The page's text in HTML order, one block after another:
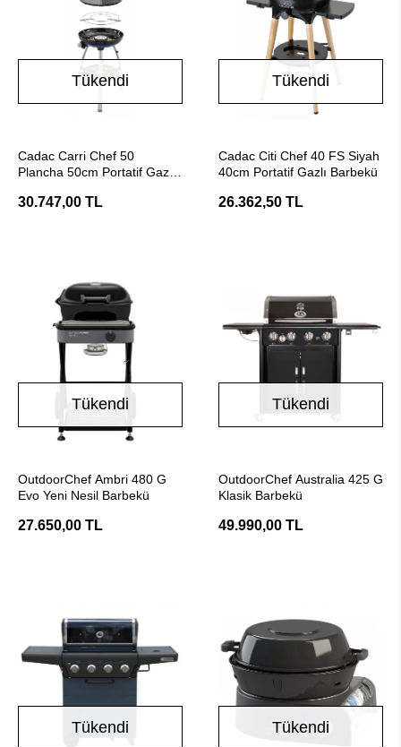
Tükendi
Cadac Carri Chef 50
Plancha 50cm Portatif Gazlı
30.747,00 TL
Tükendi
Cadac Citi Chef 40 FS Siyah
40cm Portatif Gazlı Barbekü
26.362,50 TL
Tükendi
OutdoorChef Ambri 480 G
Evo Yeni Nesil Barbekü
27.650,00 TL
Tükendi
OutdoorChef Australia 425 G
Klasik Barbekü
49.990,00 TL
Tükendi Tükendi